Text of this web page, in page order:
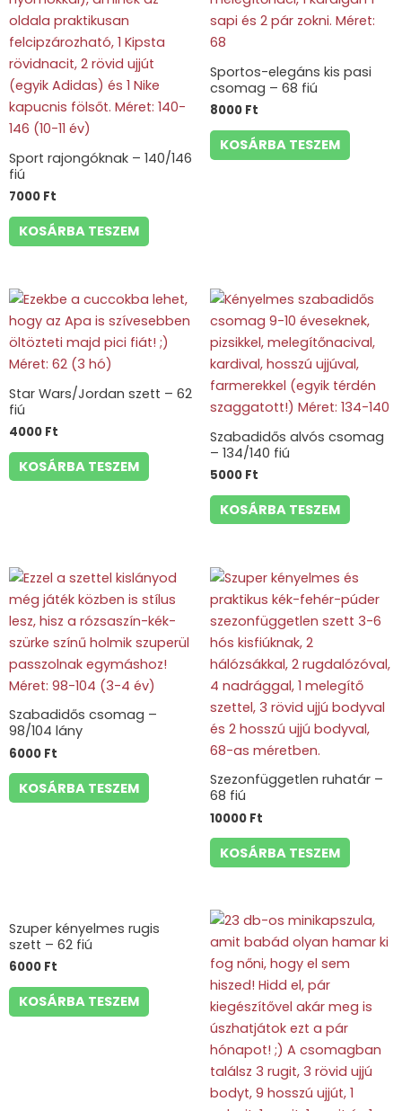
Sport rajongóknak – 140/146
fiú
7000 Ft
KOSÁRBA TESZEM
Sportos-elegáns kis pasi
csomag – 68 fiú
8000 Ft
KOSÁRBA TESZEM
Star Wars/Jordan szett – 62
fiú
4000 Ft
KOSÁRBA TESZEM
Szabadidős alvós csomag
– 134/140 fiú
5000 Ft
KOSÁRBA TESZEM
Szabadidős csomag –
98/104 lány
6000 Ft
KOSÁRBA TESZEM
Szezonfüggetlen ruhatár –
68 fiú
10000 Ft
KOSÁRBA TESZEM
Szuper kényelmes rugis
szett – 62 fiú
6000 Ft
KOSÁRBA TESZEM